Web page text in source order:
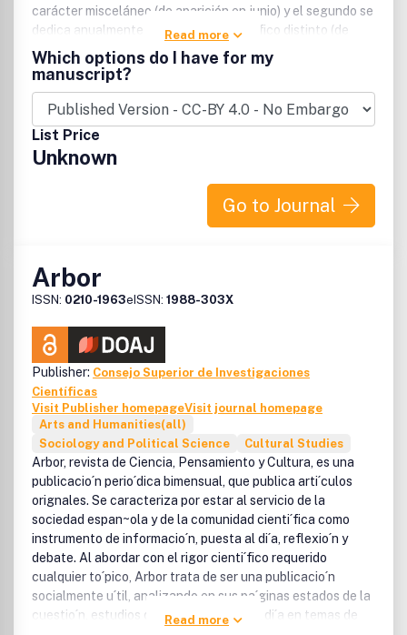
carácter misceláneo (de aparición en junio) y el segundo se
dedica anualmente a un tema monográfico distinto (de
aparición en diciembre). En cada fascículo se publican,
además, reseñas, y semblanzas o necrologías de
medievalistas eminentes. Los idiomas admitidos en la
revista son: castellano, catalán, portugués, francés,
italiano e inglés.El ANUARIO DE ESTUDIOS MEDIEVALES
es desde su fundación una de las revistas científicas de
alto nivel más valoradas en su campo y se encuentra
indizada en numerosas bases de datos nacionales e
internacionales, entre otras International Medieval
Bibliography, Repertorio de Medievalismo Hispánico, ISOC,
SCOPUS.ANUARIO DE ESTUDIOS MEDIEVALES facilita el
acceso sin restricciones a todo su contenido desde el
Read more
Which options do I have for my
manuscript?
List Price
Unknown
Go to Journal
Arbor
ISSN: 0210-1963eISSN: 1988-303X
Publisher: Consejo Superior de Investigaciones
Científicas
Visit Publisher homepageVisit journal homepage
Arts and Humanities(all)
Sociology and Political Science
Cultural Studies
Arbor, revista de Ciencia, Pensamiento y Cultura, es una
publicacio´n perio´dica bimensual, que publica arti´culos
orignales. Se caracteriza por estar al servicio de la
sociedad espan~ola y de la comunidad cienti´fica como
instrumento de informacio´n, puesta al di´a, reflexio´n y
debate. Al abordar con el rigor cienti´fico requerido
cualquier to´pico, Arbor trata de ser una publicacio´n
socialmente u´til, analizando en sus pa´ginas estados de la
cuestio´n, estudios de caso y puestas al di´a en temas de
Read more